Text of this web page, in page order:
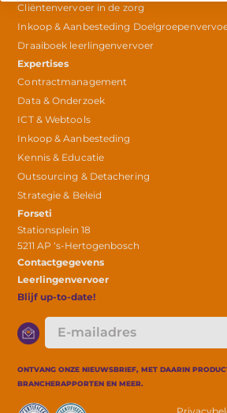
Cliëntenvervoer in de zorg
Inkoop & Aanbesteding
Draaiboek leerlingenvervoer
Expertises
Contractmanagement
Data & Onderzoek
ICT & Webtools
Inkoop & Aanbesteding
Kennis & Educatie
Outsourcing & Detachering
Strategie & Beleid
Forseti
Stationsplein 18
5211 AP ‘s-Hertogenbosch
Contactgegevens
Leerlingenvervoer
Blijf up-to-date!
mailadres
ONTVANG ONZE NIEUWSBRIEF, MET DAARIN
BRANCHERAPPORTEN EN MEER.